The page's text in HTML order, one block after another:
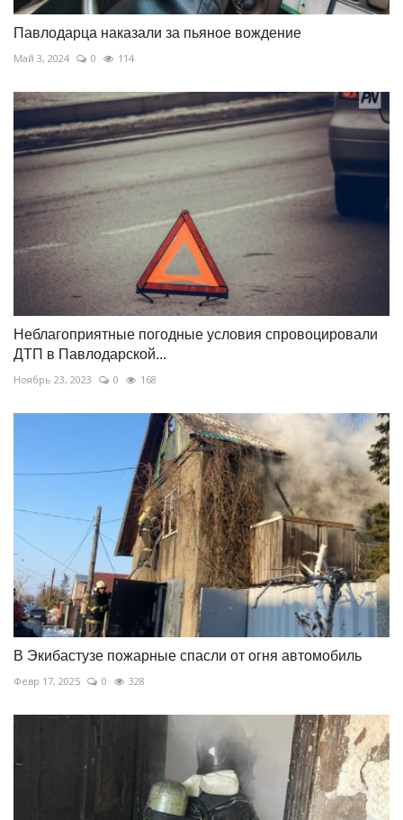
Павлодарца наказали за пьяное вождение
Май 3, 2024 0 114
Неблагоприятные погодные условия спровоцировали
ДТП в Павлодарской...
Ноябрь 23, 2023 0 168
В Экибастузе пожарные спасли от огня автомобиль
Февр 17, 2025 0 328